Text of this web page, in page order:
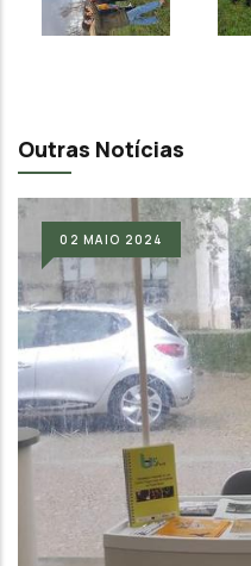
Outras Notícias
02 MAIO 2024